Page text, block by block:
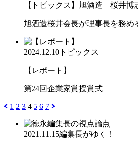
【トピックス】旭酒造 桜井博
旭酒造桜井会長が理事長を務
2024.12.10 トピックス
【レポート】
第24回企業家賞授賞式
1 2 3 4 5 6 7
2021.11.15編集長がゆく！